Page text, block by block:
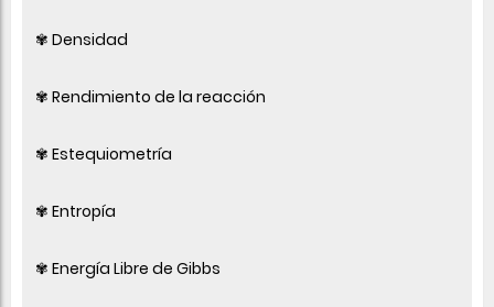
✾ Densidad
✾ Rendimiento de la reacción
✾ Estequiometría
✾ Entropía
✾ Energía Libre de Gibbs